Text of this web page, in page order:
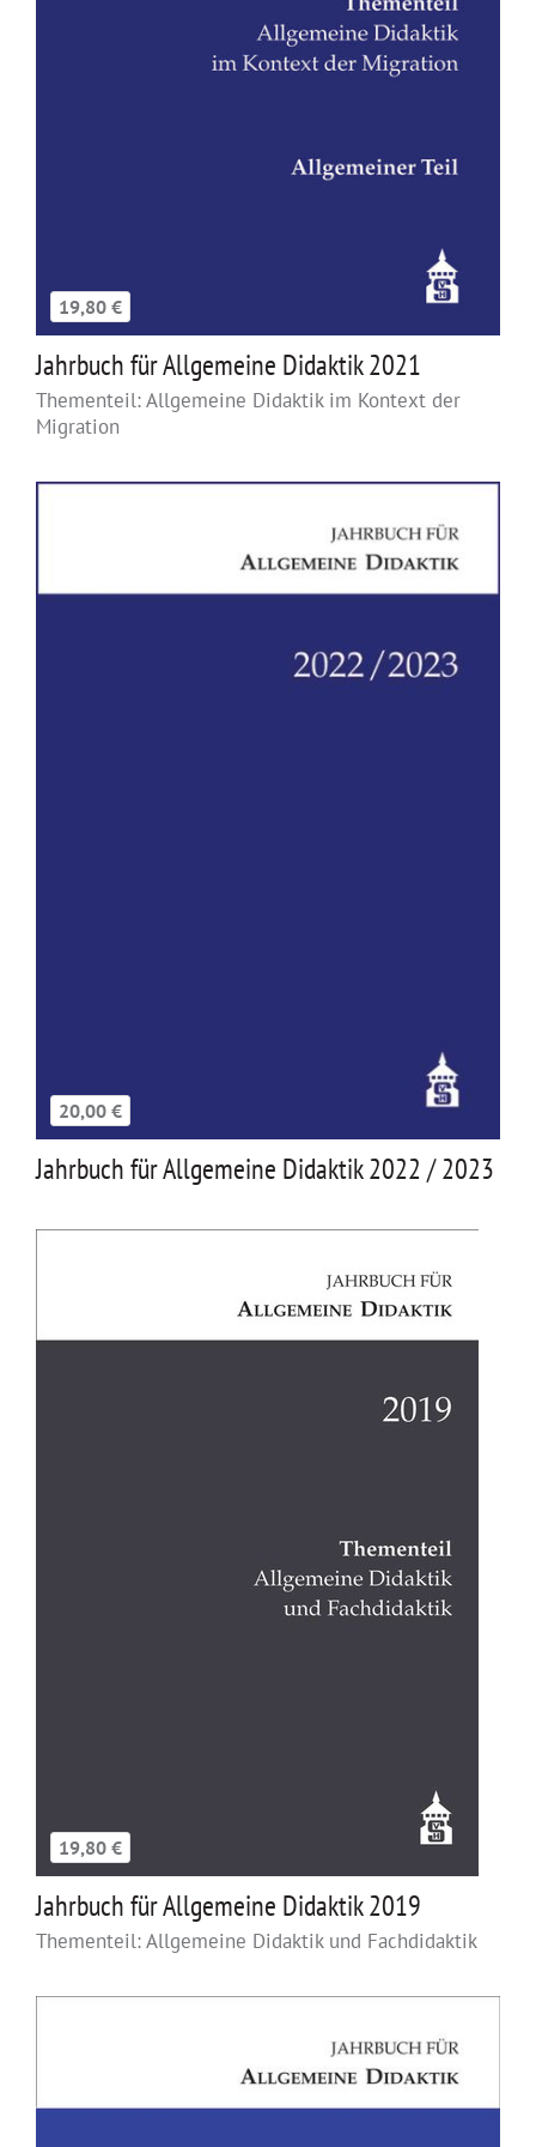
19,80 €
Jahrbuch für Allgemeine Didaktik 2021
Thementeil: Allgemeine Didaktik im Kontext der
Migration
20,00 €
Jahrbuch für Allgemeine Didaktik 2022 / 2023
19,80 €
Jahrbuch für Allgemeine Didaktik 2019
Thementeil: Allgemeine Didaktik und Fachdidaktik